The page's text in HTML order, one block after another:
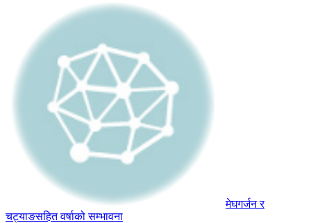
मेघगर्जन र
चट्याङसहित वर्षाको सम्भावना